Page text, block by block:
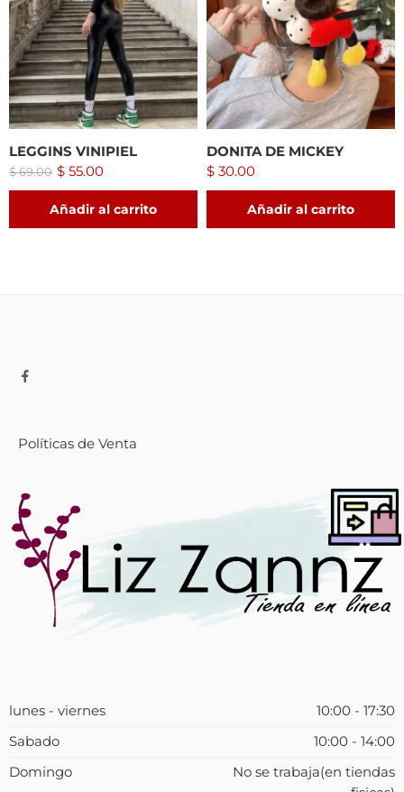
LEGGINS VINIPIEL
$69.00 $ 55.00
Añadir al carrito
DONITA DE MICKEY
$ 30.00
Añadir al carrito
Políticas de Venta
lunes - viernes
10:00 - 17:30
Sabado
10:00 - 14:00
Domingo
No se trabaja(en tiendas